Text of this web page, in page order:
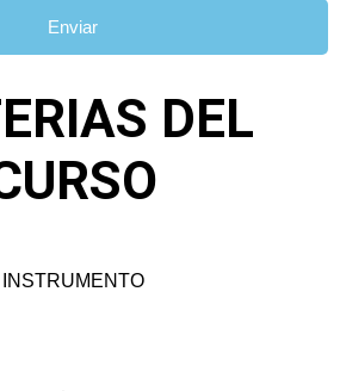
Enviar
DEL
INSTRUMENTO